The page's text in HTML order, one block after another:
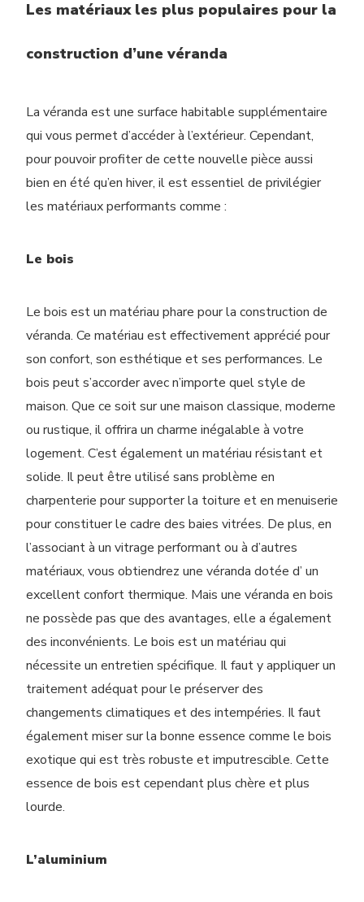
Les matériaux les plus populaires pour la
construction d’une véranda
La véranda est une surface habitable supplémentaire
qui vous permet d’accéder à l’extérieur. Cependant,
pour pouvoir profiter de cette nouvelle pièce aussi
bien en été qu’en hiver, il est essentiel de privilégier
les matériaux performants comme :
Le bois
Le bois est un matériau phare pour la construction de
véranda. Ce matériau est effectivement apprécié pour
son confort, son esthétique et ses performances. Le
bois peut s’accorder avec n’importe quel style de
maison. Que ce soit sur une maison classique, moderne
ou rustique, il offrira un charme inégalable à votre
logement. C’est également un matériau résistant et
solide. Il peut être utilisé sans problème en
charpenterie pour supporter la toiture et en menuiserie
pour constituer le cadre des baies vitrées. De plus, en
l’associant à un vitrage performant ou à d’autres
matériaux, vous obtiendrez une véranda dotée d’ un
excellent confort thermique. Mais une véranda en bois
ne possède pas que des avantages, elle a également
des inconvénients. Le bois est un matériau qui
nécessite un entretien spécifique. Il faut y appliquer un
traitement adéquat pour le préserver des
changements climatiques et des intempéries. Il faut
également miser sur la bonne essence comme le bois
exotique qui est très robuste et imputrescible. Cette
essence de bois est cependant plus chère et plus
lourde.
L’aluminium